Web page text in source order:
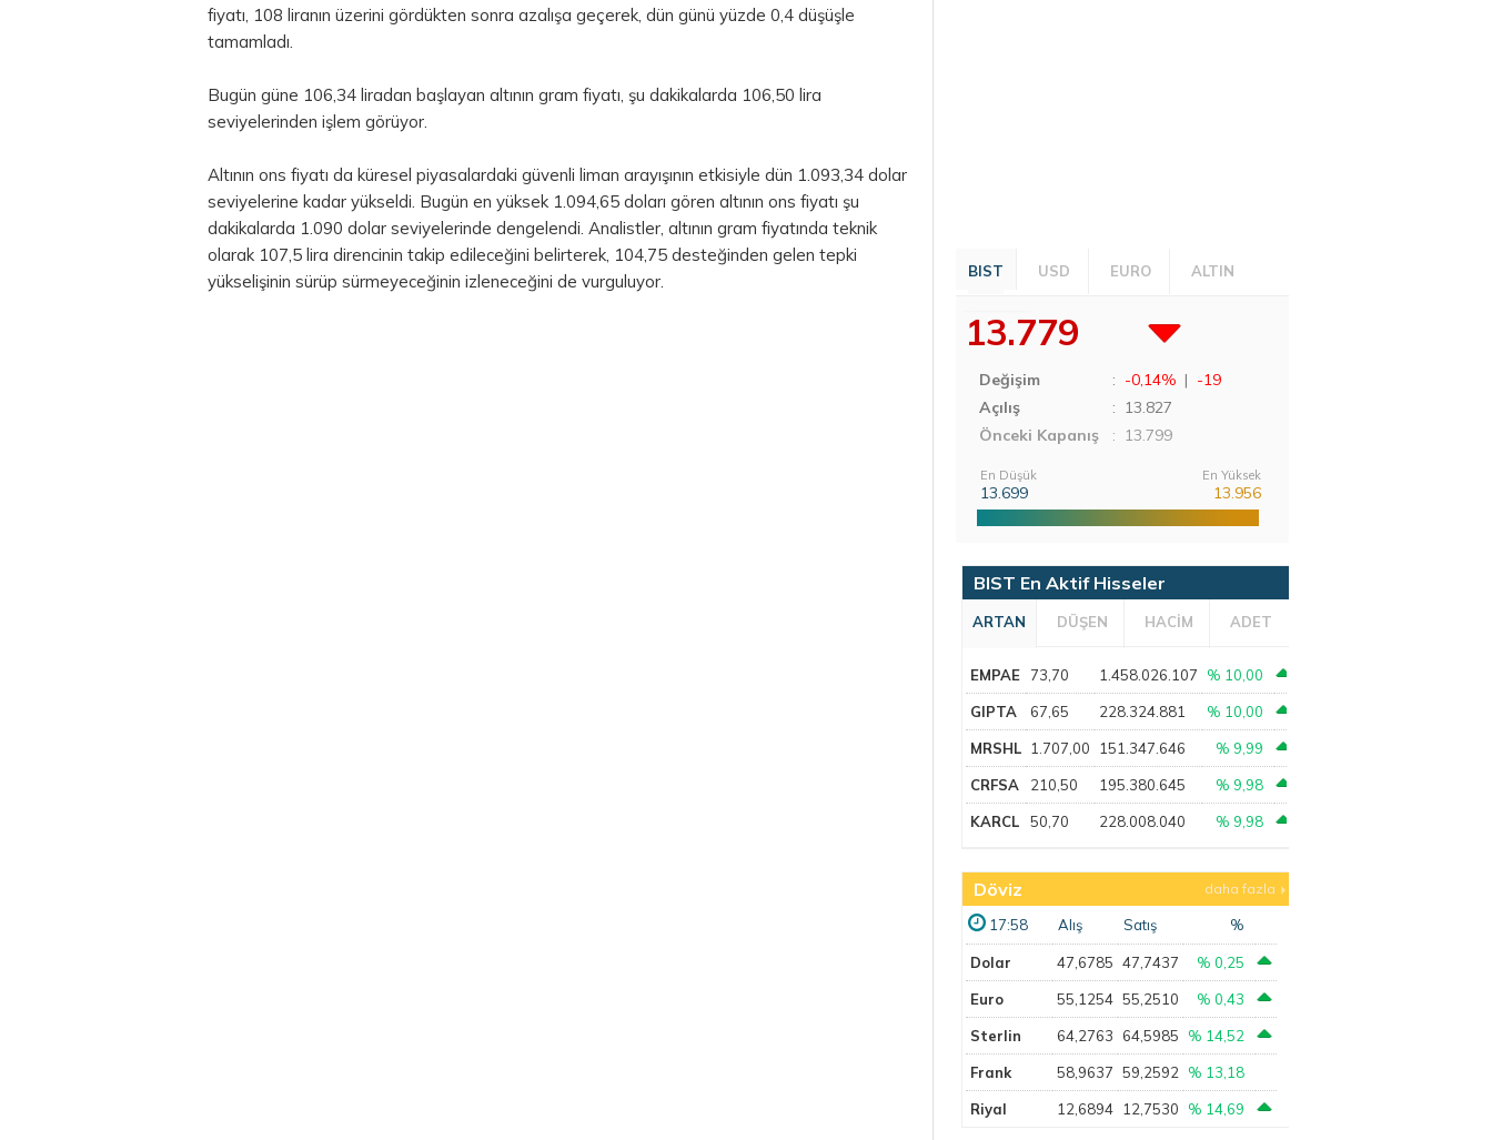
fiyatı, 108 liranın üzerini gördükten sonra azalışa geçerek, dün günü yüzde 0,4 düşüşle
tamamladı.
Bugün güne 106,34 liradan başlayan altının gram fiyatı, şu dakikalarda 106,50 lira
seviyelerinden işlem görüyor.
Altının ons fiyatı da küresel piyasalardaki güvenli liman arayışının etkisiyle dün 1.093,34 dolar
seviyelerine kadar yükseldi. Bugün en yüksek 1.094,65 doları gören altının ons fiyatı şu
dakikalarda 1.090 dolar seviyelerinde dengelendi. Analistler, altının gram fiyatında teknik
olarak 107,5 lira direncinin takip edileceğini belirterek, 104,75 desteğinden gelen tepki
yükselişinin sürüp sürmeyeceğinin izleneceğini de vurguluyor.
BIST USD EURO ALTIN
13.779
Değişim : -0,14% | -19
Açılış
: 13.827
Önceki Kapanış
: 13.799
En Düşük
13.699
En Yüksek
13.956
BIST En Aktif Hisseler
ARTAN DÜŞEN HACİM ADET
EMPAE 73,70 1.458.026.107 % 10,00
GIPTA 67,65 228.324.881 % 10,00
MRSHL 1.707,00 151.347.646 % 9,99
CRFSA 210,50 195.380.645 % 9,98
KARCL 50,70 228.008.040 % 9,98
Döviz daha fazla
17:58 Alış Satış %
Dolar 47,6785 47,7437 % 0,25
Euro 55,1254 55,2510 % 0,43
Sterlin 64,2763 64,5985 % 14,52
Frank 58,9637 59,2592 % 13,18
Riyal 12,6894 12,7530 % 14,69